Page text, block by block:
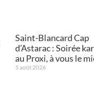
Saint-Blancard Cap
d’Astarac : Soirée
au Proxi, à vous le
5 août 2026